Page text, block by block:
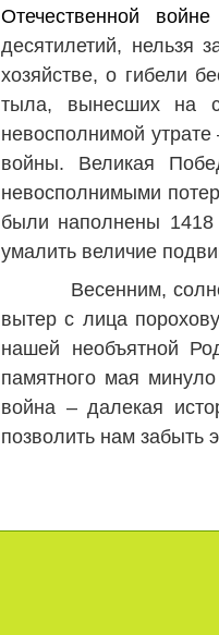
Отечественной
десятилетий, нельзя
хозяйстве, о гибели
тыла, вынесших на
невосполнимой
войны. Великая
невосполнимыми
были наполнены
умалить величие
Весенним,
вытер с лица
нашей необъятной
памятного мая
война – далекая
позволить нам забыть